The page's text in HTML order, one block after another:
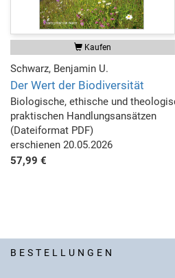
Kaufen
Schwarz, Benjamin U.
Der Wert der Biodiversität
Biologische, ethische und
praktischen Handlungsansätzen
(Dateiformat PDF)
erschienen 20.05.2026
57,99 €
BESTELLUNGEN